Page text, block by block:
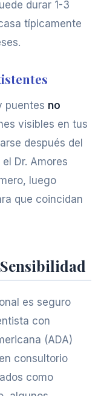
durar 1-3
típicamente
puentes no
visibles en tus
después del
Dr. Amores
luego
que coincidan
es seguro
con
(ADA)
consultorio
como